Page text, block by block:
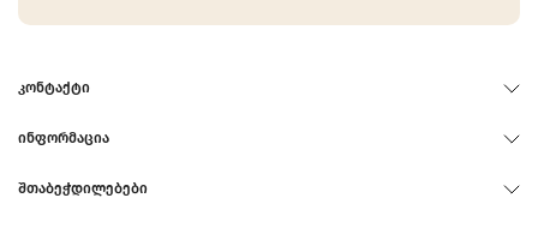
ᲙᲝᲜᲢᲐᲥᲢᲘ
ᲘᲜᲤᲝᲠᲛᲐᲪᲘᲐ
ᲨᲗᲐᲑᲔᲭᲓᲘᲚᲔᲑᲔᲑᲘ